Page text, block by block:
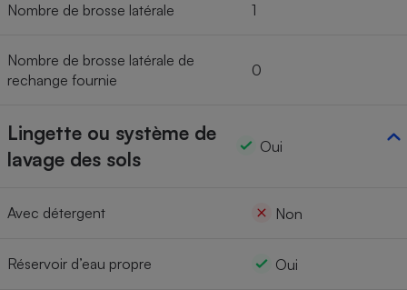
Nombre de brosse latérale 1
Nombre de brosse latérale de
rechange fournie
0
Lingette ou système de
lavage des sols
Oui
Avec détergent Non
Réservoir d’eau propre Oui